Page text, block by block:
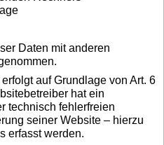
Daten mit anderen
auf Grundlage von Art. 6
hat ein
technisch fehlerfreien
seiner Website – hierzu
erfasst werden.